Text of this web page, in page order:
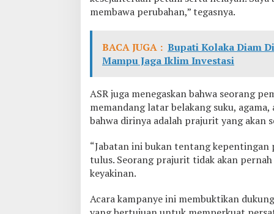
membawa perubahan,” tegasnya.
BACA JUGA : Bupati Kolaka Diam
Mampu Jaga Iklim Investasi
ASR juga menegaskan bahwa seorang
memandang latar belakang suku,
bahwa dirinya adalah prajurit yang akan
“Jabatan ini bukan tentang kepentingan
tulus. Seorang prajurit tidak akan
keyakinan.
Acara kampanye ini membuktikan